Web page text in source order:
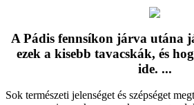
A Pádis fennsíkon járva utána
ezek a kisebb tavacskák, és
ide. ...
Sok természeti jelenséget és szépséget